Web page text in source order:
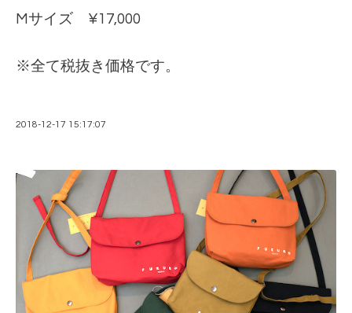
Mサイズ ¥17,000
※全て税抜き価格です。
2018-12-17 15:17:07